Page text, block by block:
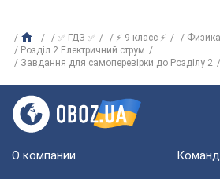
✅ ГДЗ ✅ ⚡ 9 класс ⚡
Розділ 2.Електричний струм
Завдання для самоперевірки до Розділу 2
О компании